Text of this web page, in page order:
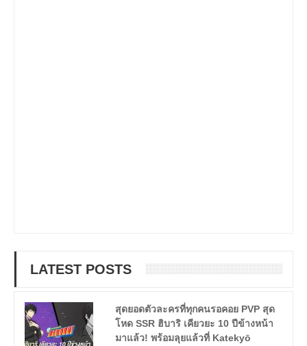
LATEST POSTS
สุดยอดตัวละครที่ทุกคนรอคอย PVP สุด
โหด SSR ฮิบาริ เคียวยะ 10 ปีข้างหน้า
มาแล้ว! พร้อมลุยแล้วที่ Katekyō